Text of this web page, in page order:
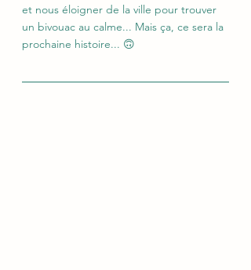
et nous éloigner de la ville pour trouver
un bivouac au calme... Mais ça, ce sera la
prochaine histoire... 🙃